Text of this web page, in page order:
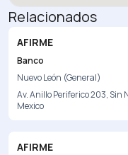
Relacionados
AFIRME
Banco
Nuevo León (General)
Av. Anillo Periferico 203, Sin
Mexico
AFIRME